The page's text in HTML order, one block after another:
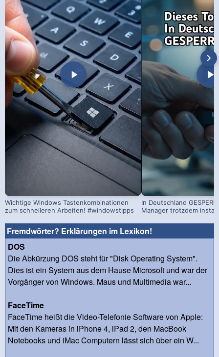
Wichtige Windows Tastenkombinationen
zum schnelleren Arbeiten! #windowstipps
In Deutschland
Manager trotzdem
Fremdwörter? Erklärungen im Lexikon!
DOS
Die Abkürzung DOS steht für "Disk Operating System".
Dies ist ein System aus dem Hause Microsoft und war der
Vorgänger von Windows. Maus und Multimedia war...
FaceTime
FaceTime heißt die Video-Telefonie Software von Apple:
Mit den Kameras in iPhone 4, iPad 2, den MacBook
Notebooks und iMac Computern lässt sich über ein W...